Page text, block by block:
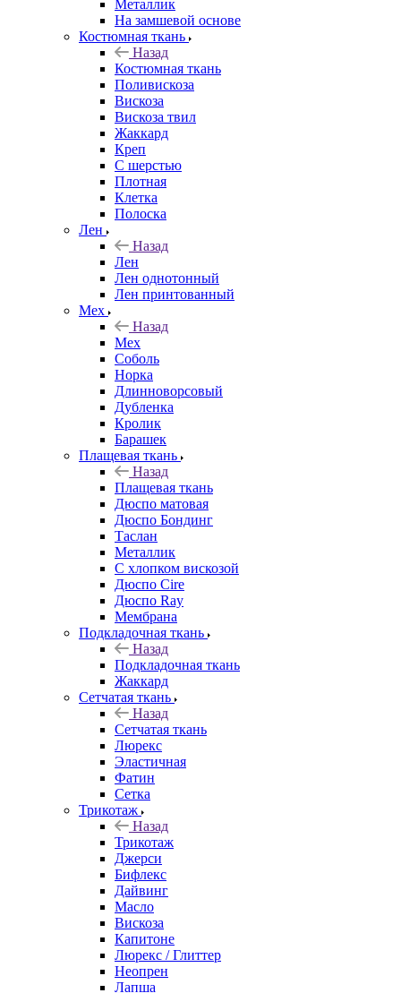
Металлик
На замшевой основе
Костюмная ткань
Назад
Костюмная ткань
Поливискоза
Вискоза
Вискоза твил
Жаккард
Креп
С шерстью
Плотная
Клетка
Полоска
Лен
Назад
Лен
Лен однотонный
Лен принтованный
Мех
Назад
Мех
Соболь
Норка
Длинноворсовый
Дубленка
Кролик
Барашек
Плащевая ткань
Назад
Плащевая ткань
Дюспо матовая
Дюспо Бондинг
Таслан
Металлик
С хлопком вискозой
Дюспо Cire
Дюспо Ray
Мембрана
Подкладочная ткань
Назад
Подкладочная ткань
Жаккард
Сетчатая ткань
Назад
Сетчатая ткань
Люрекс
Эластичная
Фатин
Сетка
Трикотаж
Назад
Трикотаж
Джерси
Бифлекс
Дайвинг
Масло
Вискоза
Капитоне
Люрекс / Глиттер
Неопрен
Лапша